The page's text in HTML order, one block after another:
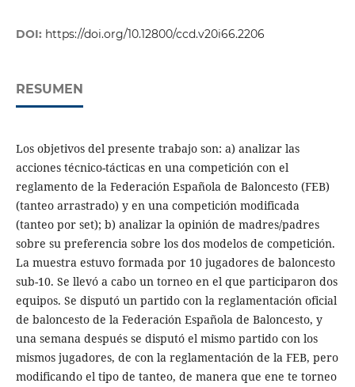
DOI: https://doi.org/10.12800/ccd.v20i66.2206
RESUMEN
Los objetivos del presente trabajo son: a) analizar las
acciones técnico-tácticas en una competición con el
reglamento de la Federación Española de Baloncesto (FEB)
(tanteo arrastrado) y en una competición modificada
(tanteo por set); b) analizar la opinión de madres/padres
sobre su preferencia sobre los dos modelos de competición.
La muestra estuvo formada por 10 jugadores de baloncesto
sub-10. Se llevó a cabo un torneo en el que participaron dos
equipos. Se disputó un partido con la reglamentación oficial
de baloncesto de la Federación Española de Baloncesto, y
una semana después se disputó el mismo partido con los
mismos jugadores, de con la reglamentación de la FEB, pero
modificando el tipo de tanteo, de manera que ene te torneo